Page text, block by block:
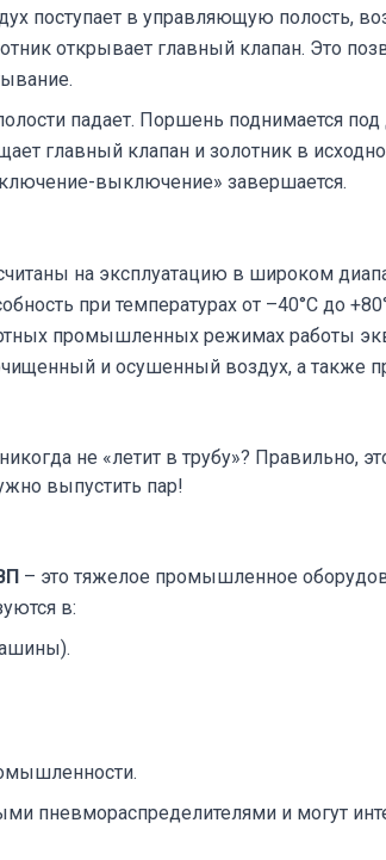
поступает в управляющую полость,
открывает главный клапан. Это
падает. Поршень поднимается
главный клапан и золотник в
выключение» завершается.
на эксплуатацию в широком
при температурах от –40°C до
промышленных режимах работы
и осушенный воздух, а также
не «летит в трубу»? Правильно,
выпустить пар!
– это тяжелое промышленное
в:
и могут